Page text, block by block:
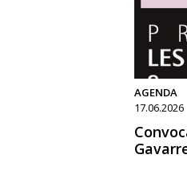
AGENDA
17.06.2026